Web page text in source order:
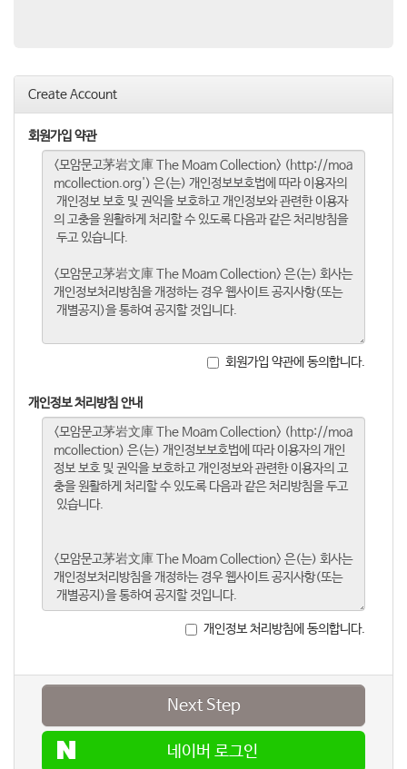
Create Account
회원가입 약관
회원가입 약관에 동의합니다.
개인정보 처리방침 안내
개인정보 처리방침에 동의합니다.
Next Step
네이버 로그인